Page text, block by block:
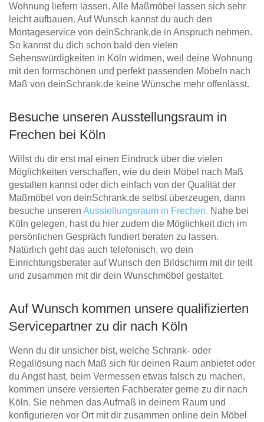
Wohnung liefern lassen. Alle Maßmöbel lassen sich sehr
leicht aufbauen. Auf Wunsch kannst du auch den
Montageservice von deinSchrank.de in Anspruch nehmen.
So kannst du dich schon bald den vielen
Sehenswürdigkeiten in Köln widmen, weil deine Wohnung
mit den formschönen und perfekt passenden Möbeln nach
Maß von deinSchrank.de keine Wünsche mehr offenlässt.
Besuche unseren Ausstellungsraum in
Frechen bei Köln
Willst du dir erst mal einen Eindruck über die vielen
Möglichkeiten verschaffen, wie du dein Möbel nach Maß
gestalten kannst oder dich einfach von der Qualität der
Maßmöbel von deinSchrank.de selbst überzeugen, dann
besuche unseren Ausstellungsraum in Frechen. Nahe bei
Köln gelegen, hast du hier zudem die Möglichkeit dich im
persönlichen Gespräch fundiert beraten zu lassen.
Natürlich geht das auch telefonisch, wo dein
Einrichtungsberater auf Wunsch den Bildschirm mit dir teilt
und zusammen mit dir dein Wunschmöbel gestaltet.
Auf Wunsch kommen unsere qualifizierten
Servicepartner zu dir nach Köln
Wenn du dir unsicher bist, welche Schrank- oder
Regallösung nach Maß sich für deinen Raum anbietet oder
du Angst hast, beim Vermessen etwas falsch zu machen,
kommen unsere versierten Fachberater gerne zu dir nach
Köln. Sie nehmen das Aufmaß in deinem Raum und
konfigurieren vor Ort mit dir zusammen online dein Möbel